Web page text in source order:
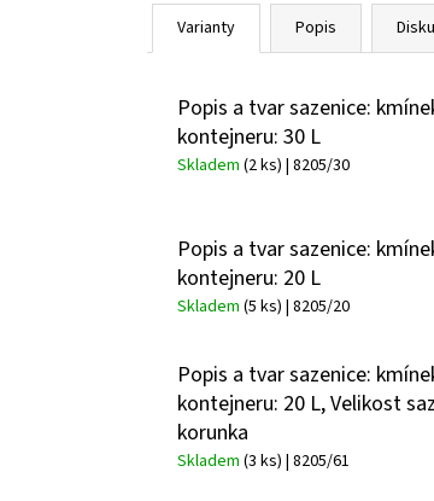
Varianty Popis
Popis a tvar sazenice:
kontejneru: 30 L
Skladem (2 ks) | 8205/30
Popis a tvar sazenice:
kontejneru: 20 L
Skladem (5 ks) | 8205/20
Popis a tvar sazenice:
kontejneru: 20 L, Velikost
korunka
Skladem (3 ks) | 8205/61